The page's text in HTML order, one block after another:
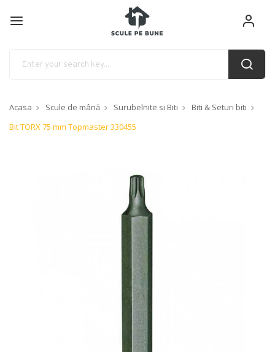
Acasa Scule de mână Surubelnite si Biti
Biti & Seturi biti
Bit TORX 75 mm Topmaster 330455